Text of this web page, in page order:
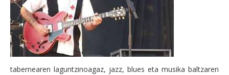
tabernearen laguntzinoagaz, jazz, blues eta musika baltzaren